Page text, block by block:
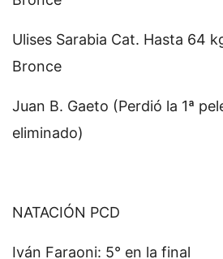
Ulises Sarabia Cat. Hasta 64
Bronce
Juan B. Gaeto (Perdió la 1ª
eliminado)
NATACIÓN PCD
Iván Faraoni: 5° en la final